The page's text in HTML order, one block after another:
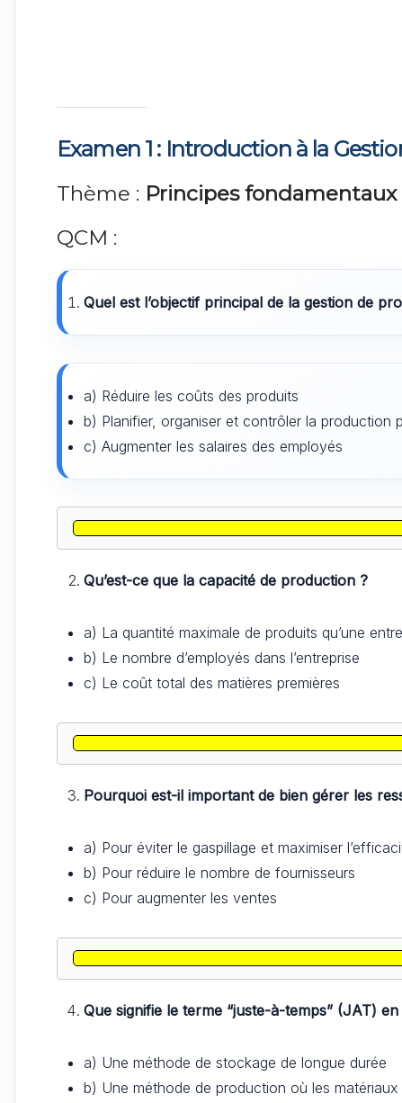
Examen 1 : Introduction à la
Thème : Principes
QCM :
Quel est l’objectif principal de la gestion de
a) Réduire les coûts des produits
b) Planifier, organiser et contrôler la production
c) Augmenter les salaires des employés
Qu’est-ce que la capacité de production ?
a) La quantité maximale de produits qu’une
b) Le nombre d’employés dans l’entreprise
c) Le coût total des matières premières
Pourquoi est-il important de bien gérer les
a) Pour éviter le gaspillage et maximiser
b) Pour réduire le nombre de fournisseurs
c) Pour augmenter les ventes
Que signifie le terme “juste-à-temps” (JAT)
a) Une méthode de stockage de longue durée
b) Une méthode de production où les